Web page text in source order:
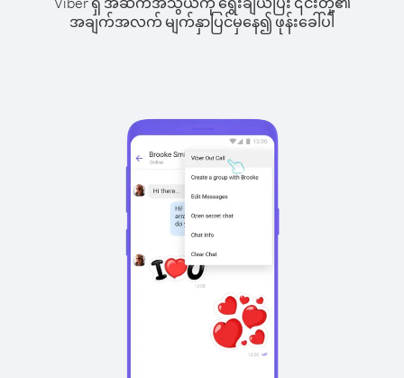
အချက်အလက် မျက်နှာပြင်မှနေ၍ ဖုန်းခေါ်ပါ